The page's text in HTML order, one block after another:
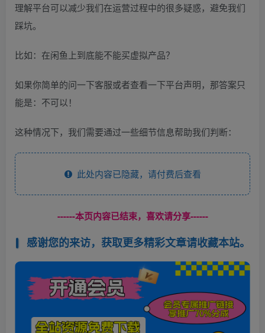
理解平台可以减少我们在运营过程中的很多疑惑，避免我们
踩坑。
比如：在闲鱼上到底能不能买虚拟产品？
如果你简单的问一下客服或者查看一下平台声明，那答案只
能是：不可以！
这种情况下，我们需要通过一些细节信息帮助我们判断：
此处内容已隐藏，请付费后查看
------本页内容已结束，喜欢请分享------
感谢您的来访，获取更多精彩文章请收藏本站。